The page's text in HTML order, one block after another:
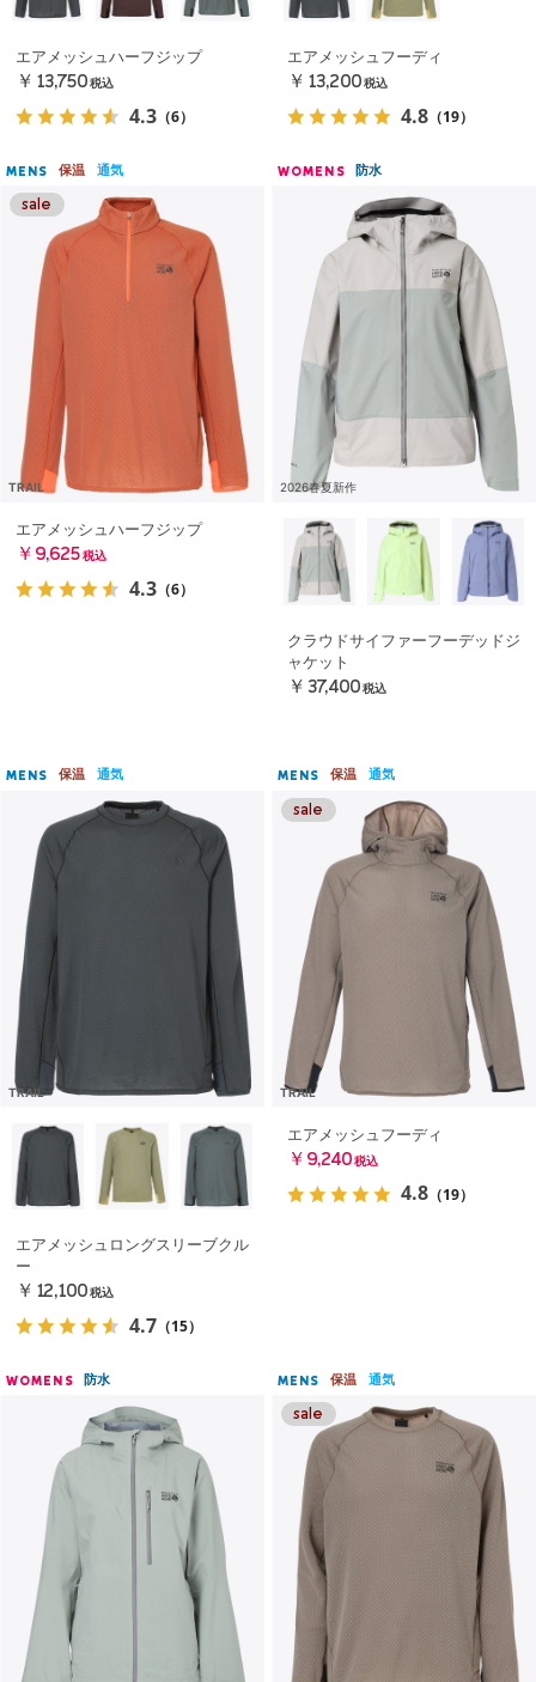
エアメッシュハーフジップ
￥13,750 税込
4.3 （6）
エアメッシュフーディ
￥13,200 税込
4.8 （19）
MENS 保温 通気
TRAIL
エアメッシュハーフジップ
￥9,625 税込
4.3 （6）
WOMENS 防水
2026春夏新作
クラウドサイファーフーデッドジ
ャケット
￥37,400 税込
MENS 保温 通気
TRAIL
エアメッシュロングスリーブクル
ー
￥12,100 税込
4.7 （15）
MENS 保温 通気
TRAIL
エアメッシュフーディ
￥9,240 税込
4.8 （19）
WOMENS 防水 MENS 保温 通気